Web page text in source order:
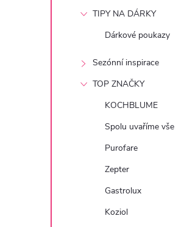
TIPY NA DÁRKY
Dárkové poukazy
Sezónní inspirace
TOP ZNAČKY
KOCHBLUME
Spolu uvaříme vše
Purofare
Zepter
Gastrolux
Koziol